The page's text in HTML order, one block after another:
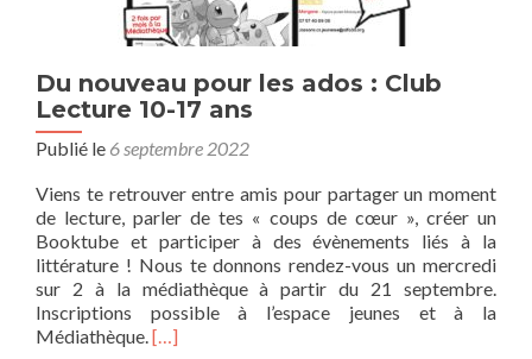
Du nouveau pour les ados : Club
Lecture 10-17 ans
Publié le 6 septembre 2022
Viens te retrouver entre amis pour partager un moment
de lecture, parler de tes « coups de cœur », créer un
Booktube et participer à des évènements liés à la
littérature ! Nous te donnons rendez-vous un mercredi
sur 2 à la médiathèque à partir du 21 septembre.
Inscriptions possible à l’espace jeunes et à la
Médiathèque.En
[…]